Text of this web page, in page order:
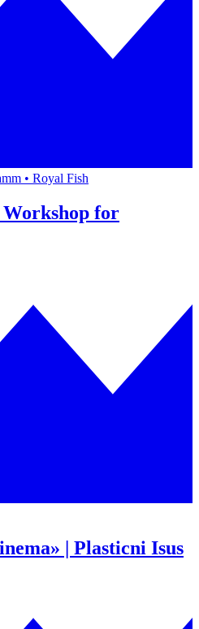
• Royal Fish
for
| Plasticni Isus